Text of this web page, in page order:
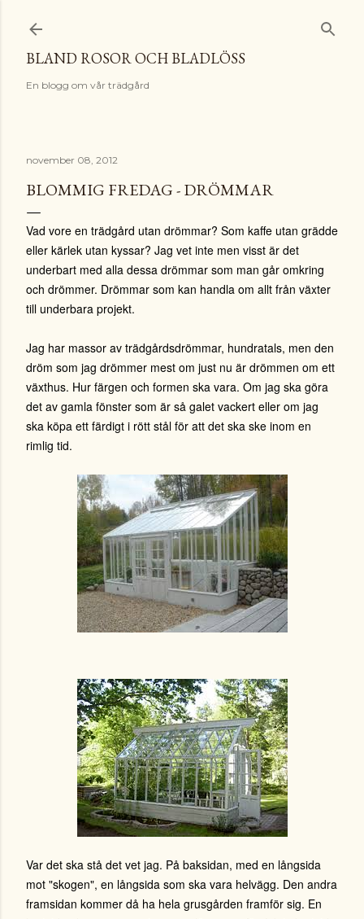
BLAND ROSOR OCH BLADLÖSS
En blogg om vår trädgård
november 08, 2012
BLOMMIG FREDAG - DRÖMMAR
Vad vore en trädgård utan drömmar? Som kaffe utan grädde
eller kärlek utan kyssar? Jag vet inte men visst är det
underbart med alla dessa drömmar som man går omkring
och drömmer. Drömmar som kan handla om allt från växter
till underbara projekt.
Jag har massor av trädgårdsdrömmar, hundratals, men den
dröm som jag drömmer mest om just nu är drömmen om ett
växthus. Hur färgen och formen ska vara. Om jag ska göra
det av gamla fönster som är så galet vackert eller om jag
ska köpa ett färdigt i rött stål för att det ska ske inom en
rimlig tid.
Var det ska stå det vet jag. På baksidan, med en långsida
mot "skogen", en långsida som ska vara helvägg. Den andra
framsidan kommer då ha hela grusgården framför sig. En